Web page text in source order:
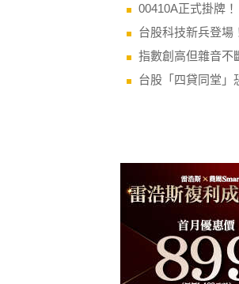
00410A正式掛牌
台股科技新兵登場
指數創高但雜音不
台股「四貸同堂」